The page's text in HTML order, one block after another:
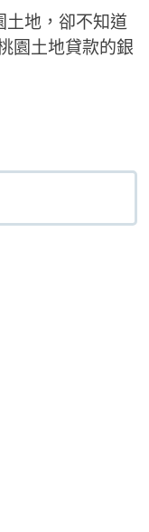
土地，卻不知道
園土地貸款的銀